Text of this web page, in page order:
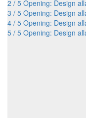
2 / 5 Opening: Design
3 / 5 Opening: Design
4 / 5 Opening: Design
5 / 5 Opening: Design